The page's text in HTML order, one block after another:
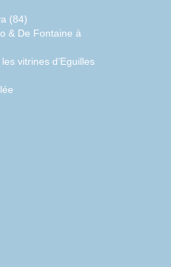
(84)
& De Fontaine à
vitrines d’Eguilles